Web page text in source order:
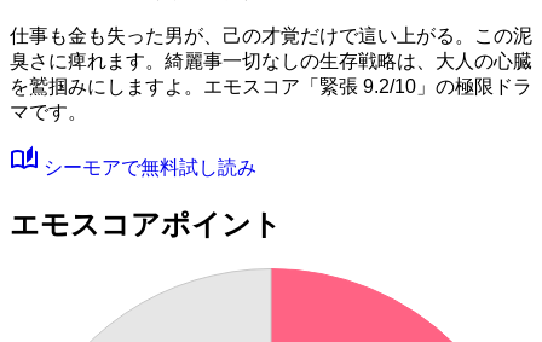
仕事も金も失った男が、己の才覚だけで這い上がる。この泥
臭さに痺れます。綺麗事一切なしの生存戦略は、大人の心臓
を鷲掴みにしますよ。 エモスコア「緊張 9.2/10」 の極限ドラ
マです。
auto_stories シーモアで無料試し読み
エモスコアポイント